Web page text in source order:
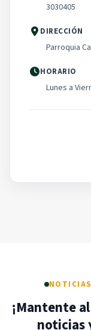
3030405
DIRECCIÓN
Parroquia
HORARIO
Lunes a
¡Mantente
noticias